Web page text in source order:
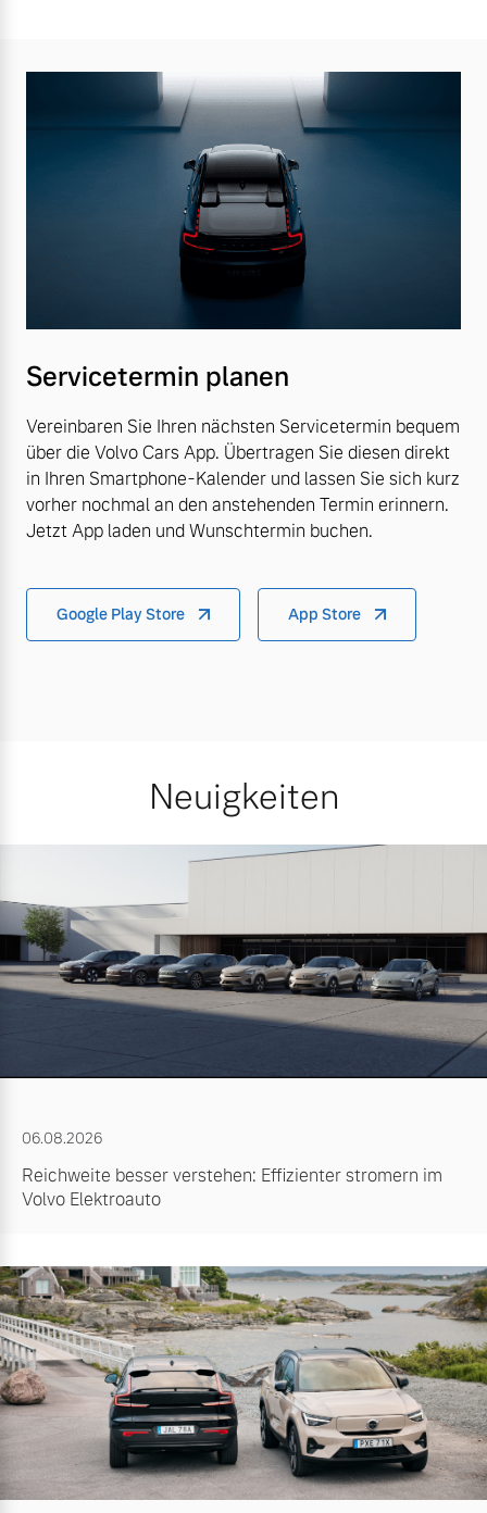
Servicetermin planen
Vereinbaren Sie Ihren nächsten Servicetermin bequem
über die Volvo Cars App. Übertragen Sie diesen direkt
in Ihren Smartphone-Kalender und lassen Sie sich kurz
vorher nochmal an den anstehenden Termin erinnern.
Jetzt App laden und Wunschtermin buchen.
Google Play Store App Store
Neuigkeiten
06.08.2026
Reichweite besser verstehen: Effizienter stromern im
Volvo Elektroauto